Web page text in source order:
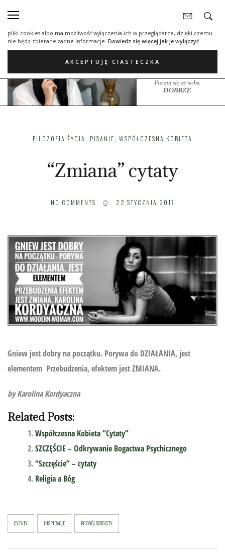
statystycznych, reklamowych oraz funkcjonalnych. Dzięki nim możemy
pliki cookies albo ma możliwość wyłączenia ich w przeglądarce, dzięki czemu
nie będą zbierane żadne informacje. Dowiedz się więcej jak je wyłączyć.
AKCEPTUJĘ CIASTECZKA
FILOZOFIA ŻYCIA , PISANIE, WSPÓŁCZESNA KOBIETA
“Zmiana” cytaty
NO COMMENTS 22 STYCZNIA 2017
Gniew jest dobry na początku. Porywa do DZIAŁANIA, jest
elementem Przebudzenia, efektem jest ZMIANA.
by Karolina Kordyaczna
Related Posts:
Współczesna Kobieta “Cytaty”
SZCZĘŚCIE – Odkrywanie Bogactwa Psychicznego
“Szczęście” – cytaty
Religia a Bóg
CYTATY INSPIRACJE ROZWÓJ OSOBISTY